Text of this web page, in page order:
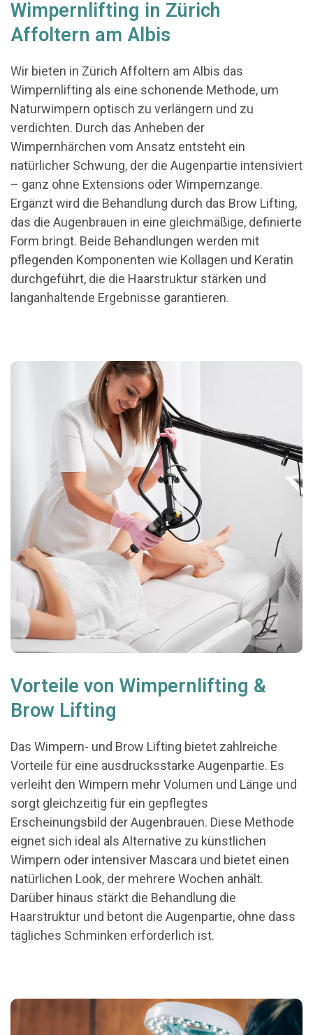
Wimpernlifting in Zürich
Affoltern am Albis
Wir bieten in Zürich Affoltern am Albis das
Wimpernlifting als eine schonende Methode, um
Naturwimpern optisch zu verlängern und zu
verdichten. Durch das Anheben der
Wimpernhärchen vom Ansatz entsteht ein
natürlicher Schwung, der die Augenpartie intensiviert
– ganz ohne Extensions oder Wimpernzange.
Ergänzt wird die Behandlung durch das Brow Lifting,
das die Augenbrauen in eine gleichmäßige, definierte
Form bringt. Beide Behandlungen werden mit
pflegenden Komponenten wie Kollagen und Keratin
durchgeführt, die die Haarstruktur stärken und
langanhaltende Ergebnisse garantieren.
Vorteile von Wimpernlifting &
Brow Lifting
Das Wimpern- und Brow Lifting bietet zahlreiche
Vorteile für eine ausdrucksstarke Augenpartie. Es
verleiht den Wimpern mehr Volumen und Länge und
sorgt gleichzeitig für ein gepflegtes
Erscheinungsbild der Augenbrauen. Diese Methode
eignet sich ideal als Alternative zu künstlichen
Wimpern oder intensiver Mascara und bietet einen
natürlichen Look, der mehrere Wochen anhält.
Darüber hinaus stärkt die Behandlung die
Haarstruktur und betont die Augenpartie, ohne dass
tägliches Schminken erforderlich ist.